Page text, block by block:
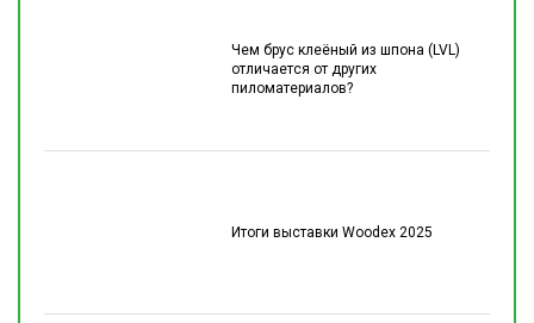
Чем брус клеёный из шпона (LVL)
отличается от других
пиломатериалов?
Итоги выставки Woodex 2025